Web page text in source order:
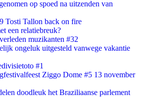
op spoed na uitzenden van
Tosti Tallon back on fire
een relatiebreuk?
muzikanten #32
ongeluk uitgesteld vanwege vakantie
#1
Ziggo Dome #5 13 november
doodleuk het Braziliaanse parlement